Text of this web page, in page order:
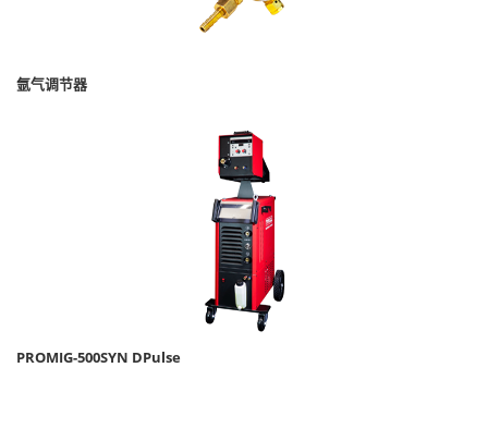
氩气调节器
PROMIG-500SYN DPulse